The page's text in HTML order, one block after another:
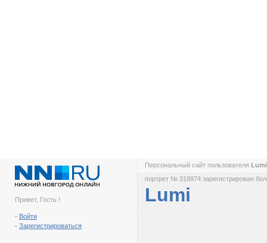
Привет, Гость !
- Войти
- Зарегистрироваться
Персональный сайт пользователя
портрет № 318874 зарегистрирован
Lumi